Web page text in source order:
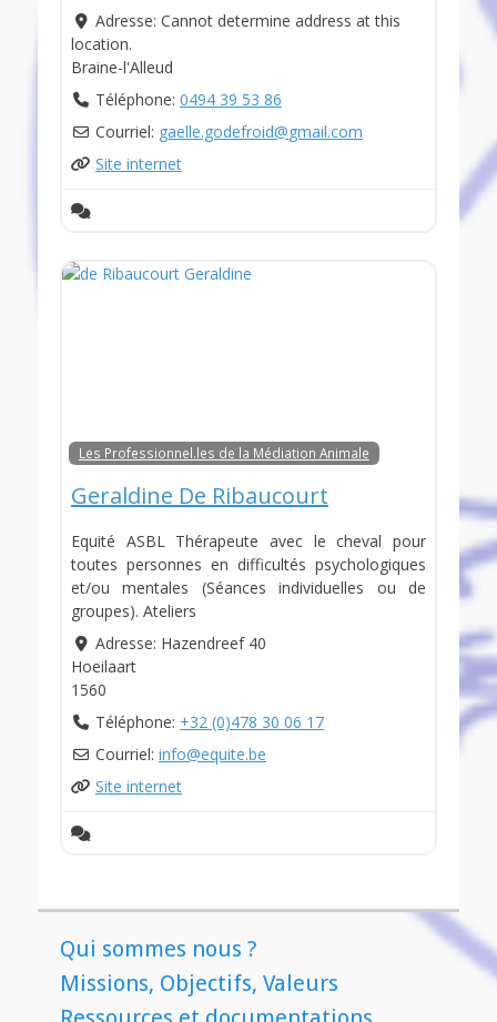
Adresse: Cannot determine address at this
location.
Braine-l'Alleud
Téléphone: 0494 39 53 86
Courriel: gaelle.godefroid@gmail.com
Site internet
Les Professionnel.les de la Médiation Animale
Geraldine De Ribaucourt
Equité ASBL Thérapeute avec le cheval pour
toutes personnes en difficultés psychologiques
et/ou mentales (Séances individuelles ou de
groupes). Ateliers
Adresse: Hazendreef 40
Hoeilaart
1560
Téléphone: +32 (0)478 30 06 17
Courriel: info@equite.be
Site internet
Qui sommes nous ?
Missions, Objectifs, Valeurs